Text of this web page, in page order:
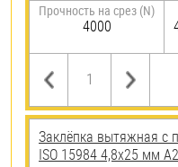
Прочность на срез (N)
4000
Заклёпка вытяжная с
ISO 15984 4,8х25 мм